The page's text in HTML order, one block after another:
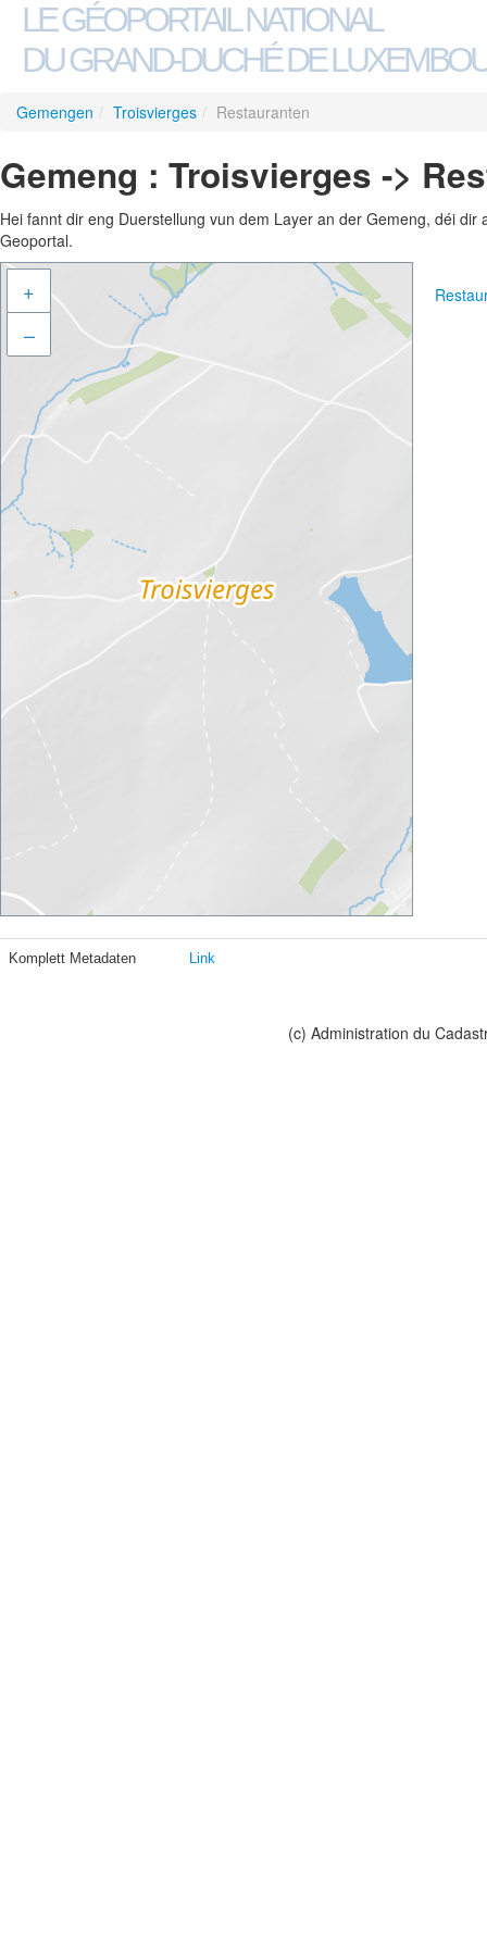
LE GÉOPORTAIL NATIONAL
DU GRAND-DUCHÉ DE
Gemengen / Troisvierges / Restauranten
Gemeng : Troisvierges ->
Hei fannt dir eng Duerstellung vun dem Layer an der Gemeng, déi
Geoportal.
+
–
Komplett Metadaten Link
(c) Administration du